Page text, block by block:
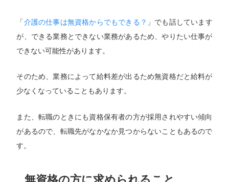
「介護の仕事は無資格からでもできる？ 」でも話しています
が、できる業務とできない業務があるため、やりたい仕事が
できない可能性があります。
そのため、業務によって給料差が出るため無資格だと給料が
少なくなっていることもあります。
また、転職のときにも資格保有者の方が採用されやすい傾向
があるので、転職先がなかなか見つからないこともあるので
す。